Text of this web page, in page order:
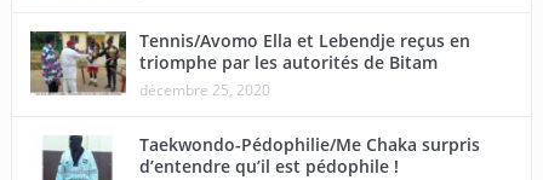
Tennis/Avomo Ella et Lebendje reçus en
triomphe par les autorités de Bitam
décembre 25, 2020
Taekwondo-Pédophilie/Me Chaka surpris
d’entendre qu’il est pédophile !